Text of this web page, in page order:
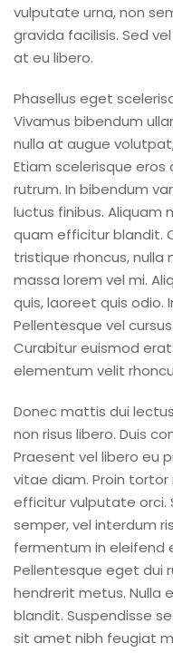
vulputate urna, non
gravida facilisis. Sed
at eu libero.
Phasellus eget
Vivamus bibendum
nulla at augue
Etiam scelerisque
rutrum. In bibendum
luctus finibus. Aliquam
quam efficitur blandit.
tristique rhoncus, nulla
massa lorem vel mi.
quis, laoreet quis odio.
Pellentesque vel
Curabitur euismod
elementum velit
Donec mattis dui
non risus libero. Duis
Praesent vel libero eu
vitae diam. Proin tortor
efficitur vulputate orci.
semper, vel interdum
fermentum in eleifend
Pellentesque eget dui
hendrerit metus. Nulla
blandit. Suspendisse
sit amet nibh feugiat